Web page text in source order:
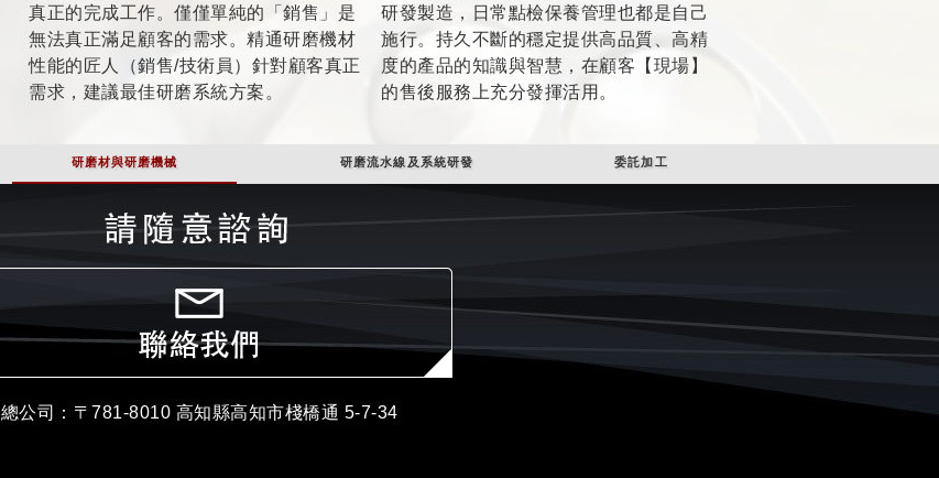
真正的完成工作。僅僅單純的「銷售」是
無法真正滿足顧客的需求。精通研磨機材
性能的匠人（銷售/技術員）針對顧客真正
需求，建議最佳研磨系統方案。
研發製造，日常點檢保養管理也都是自己
施行。持久不斷的穩定提供高品質、高精
度的產品的知識與智慧，在顧客【現場】
的售後服務上充分發揮活用。
研磨材與研磨機械 研磨流水線及系統研發 委託加工
總公司：〒781-8010 高知縣高知市棧橋通 5-7-34